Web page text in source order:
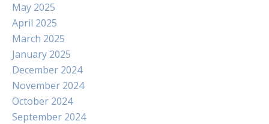
May 2025
April 2025
March 2025
January 2025
December 2024
November 2024
October 2024
September 2024